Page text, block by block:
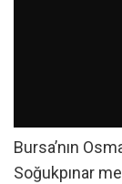
Bursa’nın
Soğukpınar